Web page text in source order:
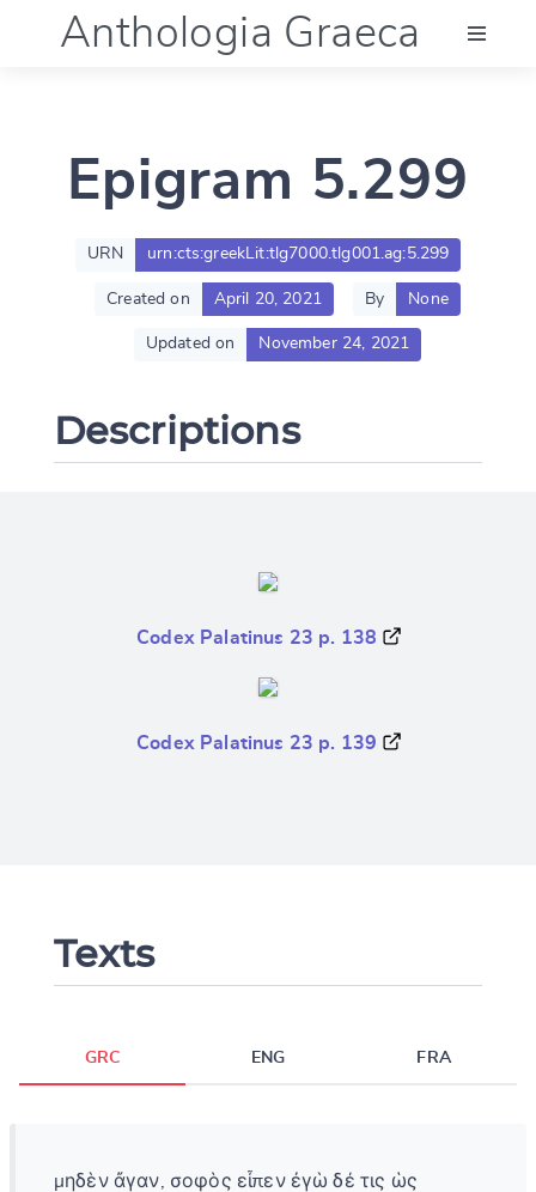
Anthologia Graeca
Language (en)
Documentation
Epigram 5.299
URN urn:cts:greekLit:tlg7000.tlg001.ag:5.299
Created on April 20, 2021 By None
Updated on November 24, 2021
Descriptions
Codex Palatinus 23 p. 138
Codex Palatinus 23 p. 139
Texts
GRC ENG FRA
μηδὲν ἄγαν, σοφὸς εἶπεν ἐγὼ δέ τις ὡς